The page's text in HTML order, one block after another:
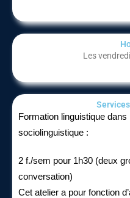
Les
Formation linguistique dans
sociolinguistique :
2 f./sem pour 1h30 (deux
conversation)
Cet atelier a pour fonction